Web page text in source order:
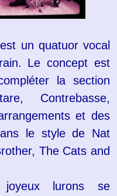
est un quatuor vocal
Le concept est
la section
Contrebasse,
et des
le style de Nat
The Cats and
lurons se